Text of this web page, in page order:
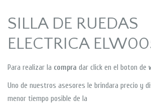
SILLA DE RUEDAS
ELECTRICA
Para realizar la compra dar click en el boton de
Uno de nuestros asesores le brindara precio y
menor tiempo posible de la